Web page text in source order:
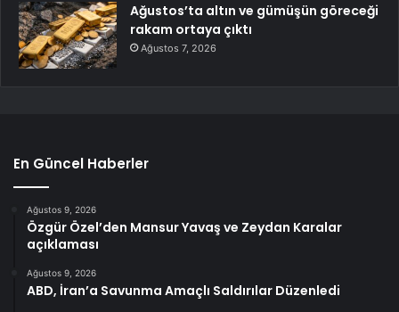
Ağustos’ta altın ve gümüşün göreceği
rakam ortaya çıktı
Ağustos 7, 2026
En Güncel Haberler
Ağustos 9, 2026
Özgür Özel’den Mansur Yavaş ve Zeydan Karalar
açıklaması
Ağustos 9, 2026
ABD, İran’a Savunma Amaçlı Saldırılar Düzenledi